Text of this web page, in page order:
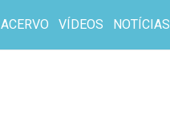
ACERVO VÍDEOS NOTÍCIAS